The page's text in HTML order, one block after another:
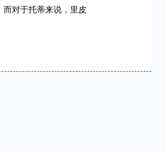
而对于托蒂来说，里皮